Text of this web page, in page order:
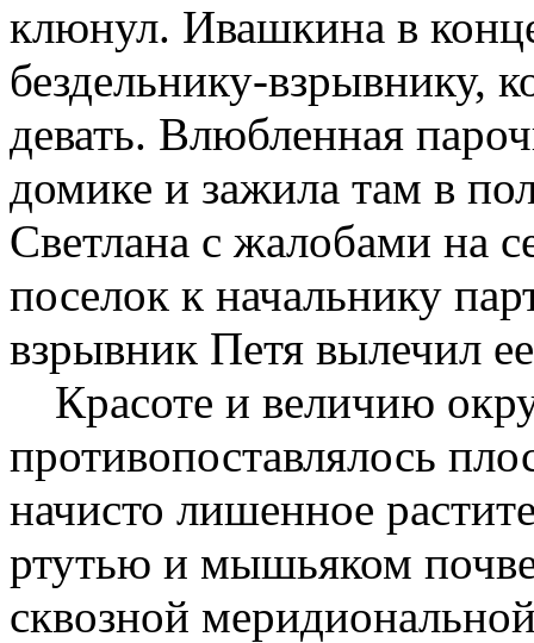
клюнул. Ивашкина в
бездельнику-взрывнику,
девать. Влюбленная
домике и зажила там в
Светлана с жалобами на
поселок к начальнику
взрывник Петя вылечил
Красоте и величию
противопоставлялось
начисто лишенное
ртутью и мышьяком
сквозной